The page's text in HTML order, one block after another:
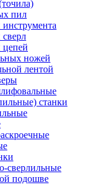
пил
инструмента
сверл
цепей
ножей
лентой
станки
сверлильные
подошве